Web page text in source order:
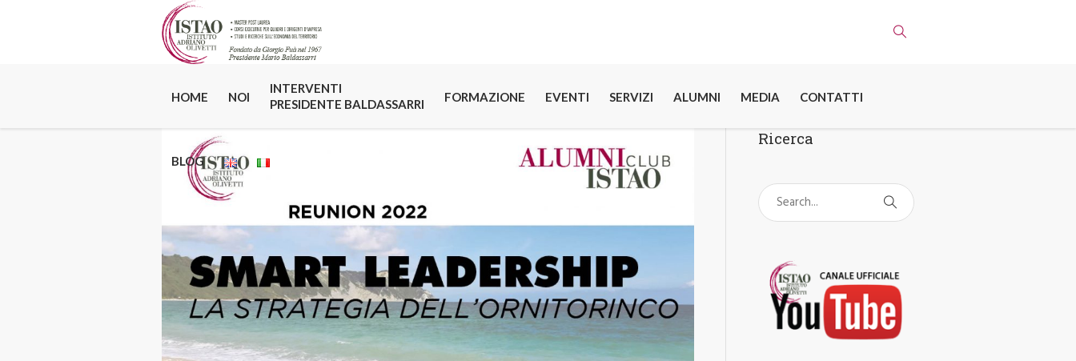
HOME NOI
INTERVENTI
PRESIDENTE BALDASSARRI
FORMAZIONE EVENTI SERVIZI ALUMNI MEDIA CONTATTI
BLOG
Ricerca